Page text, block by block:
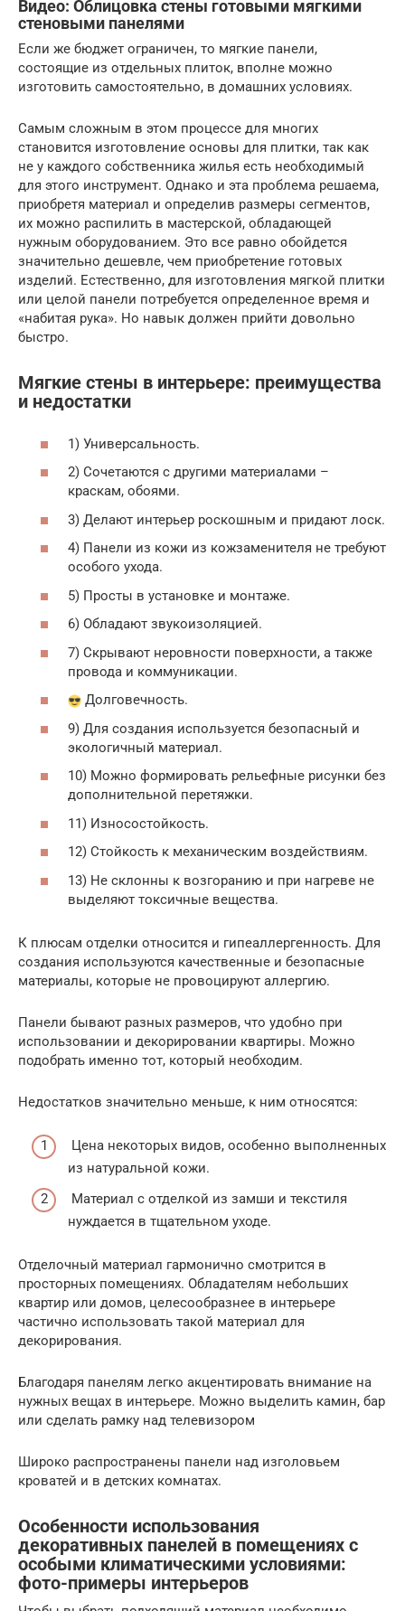
Видео: Облицовка стены готовыми мягкими
стеновыми панелями
Если же бюджет ограничен, то мягкие панели,
состоящие из отдельных плиток, вполне можно
изготовить самостоятельно, в домашних условиях.
Самым сложным в этом процессе для многих
становится изготовление основы для плитки, так как
не у каждого собственника жилья есть необходимый
для этого инструмент. Однако и эта проблема решаема,
приобретя материал и определив размеры сегментов,
их можно распилить в мастерской, обладающей
нужным оборудованием. Это все равно обойдется
значительно дешевле, чем приобретение готовых
изделий. Естественно, для изготовления мягкой плитки
или целой панели потребуется определенное время и
«набитая рука». Но навык должен прийти довольно
быстро.
Мягкие стены в интерьере: преимущества
и недостатки
1) Универсальность.
2) Сочетаются с другими материалами –
краскам, обоями.
3) Делают интерьер роскошным и придают лоск.
4) Панели из кожи из кожзаменителя не требуют
особого ухода.
5) Просты в установке и монтаже.
6) Обладают звукоизоляцией.
7) Скрывают неровности поверхности, а также
провода и коммуникации.
Долговечность.
9) Для создания используется безопасный и
экологичный материал.
10) Можно формировать рельефные рисунки без
дополнительной перетяжки.
11) Износостойкость.
12) Стойкость к механическим воздействиям.
13) Не склонны к возгоранию и при нагреве не
выделяют токсичные вещества.
К плюсам отделки относится и гипеаллергенность. Для
создания используются качественные и безопасные
материалы, которые не провоцируют аллергию.
Панели бывают разных размеров, что удобно при
использовании и декорировании квартиры. Можно
подобрать именно тот, который необходим.
Недостатков значительно меньше, к ним относятся:
Цена некоторых видов, особенно выполненных
из натуральной кожи.
Материал с отделкой из замши и текстиля
нуждается в тщательном уходе.
Отделочный материал гармонично смотрится в
просторных помещениях. Обладателям небольших
квартир или домов, целесообразнее в интерьере
частично использовать такой материал для
декорирования.
Благодаря панелям легко акцентировать внимание на
нужных вещах в интерьере. Можно выделить камин, бар
или сделать рамку над телевизором
Широко распространены панели над изголовьем
кроватей и в детских комнатах.
Особенности использования
декоративных панелей в помещениях с
особыми климатическими условиями:
фото-примеры интерьеров